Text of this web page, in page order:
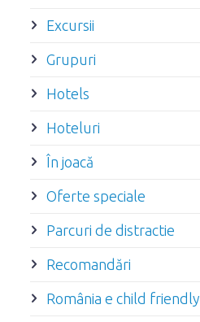
Excursii
Grupuri
Hotels
Hoteluri
În joacă
Oferte speciale
Parcuri de distractie
Recomandări
România e child friendly